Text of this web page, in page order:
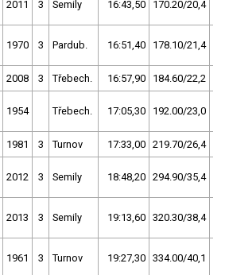
2011 3 Semily 16:43,50 170.20/20,4
1970 3 Pardub. 16:51,40 178.10/21,4
2008 3 Třebech. 16:57,90 184.60/22,2
1954 Třebech. 17:05,30 192.00/23,0
1981 3 Turnov 17:33,00 219.70/26,4
2012 3 Semily 18:48,20 294.90/35,4
2013 3 Semily 19:13,60 320.30/38,4
1961 3 Turnov 19:27,30 334.00/40,1